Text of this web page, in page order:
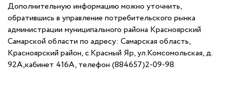
Дополнительную информацию можно уточнить,
обратившись в управление потребительского рынка
администрации муниципального района Красноярский
Самарской области по адресу: Самарская область,
Красноярский район, с.Красный Яр, ул.Комсомольская, д.
92А,кабинет 416А, телефон (884657)2-09-98.